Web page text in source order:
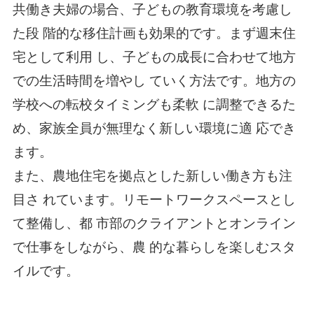
共働き夫婦の場合、子どもの教育環境を考慮し
た段 階的な移住計画も効果的です。まず週末住
宅として利用 し、子どもの成長に合わせて地方
での生活時間を増やし ていく方法です。地方の
学校への転校タイミングも柔軟 に調整できるた
め、家族全員が無理なく新しい環境に適 応でき
ます。
また、農地住宅を拠点とした新しい働き方も注
目さ れています。リモートワークスペースとし
て整備し、都 市部のクライアントとオンライン
で仕事をしながら、農 的な暮らしを楽しむスタ
イルです。